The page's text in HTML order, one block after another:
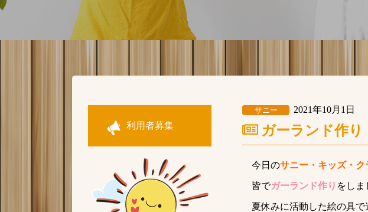
サニー 2021年10月1日
ガーランド作り
今日のサニー・キッズ・ク
皆でガーランド作り をしま
夏休みに活動した絵の具で
利用者募集